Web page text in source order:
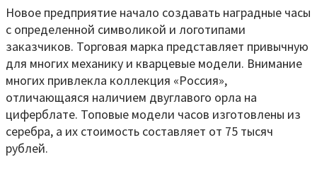
Новое предприятие начало создавать наградные часы
с определенной символикой и логотипами
заказчиков. Торговая марка представляет привычную
для многих механику и кварцевые модели. Внимание
многих привлекла коллекция «Россия»,
отличающаяся наличием двуглавого орла на
циферблате. Топовые модели часов изготовлены из
серебра, а их стоимость составляет от 75 тысяч
рублей.